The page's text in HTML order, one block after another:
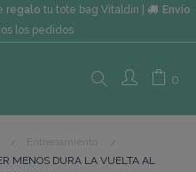
regalo tu tote bag Vitaldin |
Envío
los pedidos
Search
here...
0
Entrenamiento
MENOS DURA LA VUELTA AL